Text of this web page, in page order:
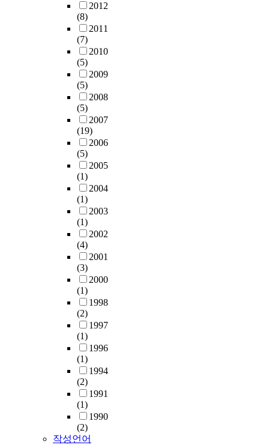
2012
(8)
2011
(7)
2010
(5)
2009
(5)
2008
(5)
2007
(19)
2006
(5)
2005
(1)
2004
(1)
2003
(1)
2002
(4)
2001
(3)
2000
(1)
1998
(2)
1997
(1)
1996
(1)
1994
(2)
1991
(1)
1990
(2)
작성언어